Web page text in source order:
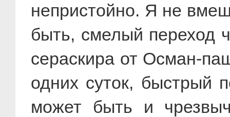
непристойно. Я не
быть, смелый переход
сераскира от Осман-
одних суток, быстрый
может быть и